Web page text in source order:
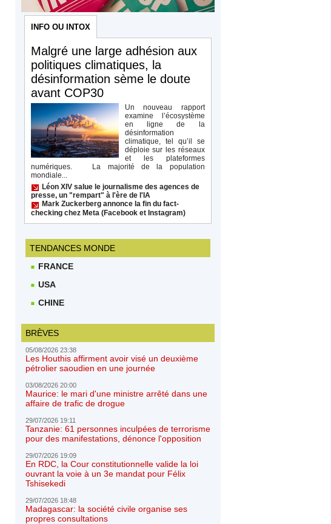
INFO OU INTOX
Malgré une large adhésion aux
politiques climatiques, la
désinformation sème le doute
avant COP30
Un nouveau rapport
examine l’écosystème
en ligne de la
désinformation
climatique, tel qu’il se
déploie sur les réseaux
et les plateformes
numériques. La majorité de la population
mondiale...
Léon XIV salue le journalisme des agences de
presse, un "rempart" à l'ère de l'IA
Mark Zuckerberg annonce la fin du fact-
checking chez Meta (Facebook et Instagram)
TENDANCES MONDE
FRANCE
USA
CHINE
BRÈVES
05/08/2026 23:38
Les Houthis affirment avoir visé un deuxième
pétrolier saoudien en une journée
03/08/2026 20:00
Maurice: le mari d'une ministre arrêté dans une
affaire de trafic de drogue
29/07/2026 19:11
Tanzanie: 61 personnes inculpées de terrorisme
pour des manifestations, dénonce l'opposition
29/07/2026 19:09
En RDC, la Cour constitutionnelle valide la loi
ouvrant la voie à un 3e mandat pour Félix
Tshisekedi
29/07/2026 18:48
Madagascar: la société civile organise ses
propres consultations